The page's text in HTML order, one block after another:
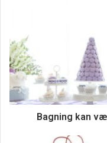
Bagning kan